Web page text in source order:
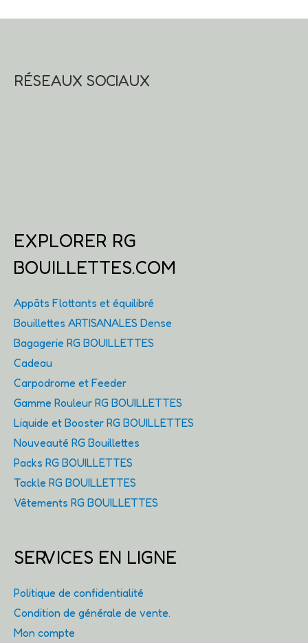
RÉSEAUX SOCIAUX
EXPLORER RG
BOUILLETTES.COM
Appâts Flottants et équilibré
Bouillettes ARTISANALES Dense
Bagagerie RG BOUILLETTES
Cadeau
Carpodrome et Feeder
Gamme Rouleur RG BOUILLETTES
Liquide et Booster RG BOUILLETTES
Nouveauté RG Bouillettes
Packs RG BOUILLETTES
Tackle RG BOUILLETTES
Vêtements RG BOUILLETTES
SERVICES EN LIGNE
Politique de confidentialité
Condition de générale de vente.
Mon compte